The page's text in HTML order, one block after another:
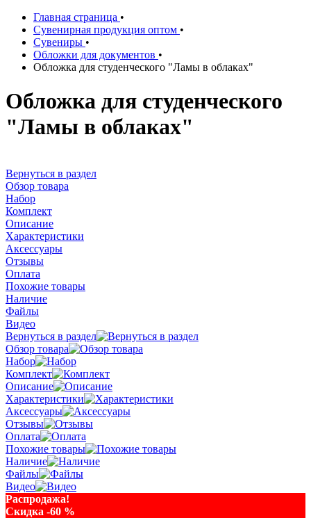
Главная страница •
Сувенирная продукция оптом •
Сувениры •
Обложки для документов •
Обложка для студенческого "Ламы в облаках"
Обложка для студенческого
"Ламы в облаках"
Вернуться в раздел
Обзор товара
Набор
Комплект
Описание
Характеристики
Аксессуары
Отзывы
Оплата
Похожие товары
Наличие
Файлы
Видео
Вернуться в раздел
Обзор товара
Набор
Комплект
Описание
Характеристики
Аксессуары
Отзывы
Оплата
Похожие товары
Наличие
Файлы
Видео
Распродажа!
Скидка -60 %